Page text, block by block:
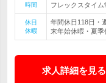
時間
フレックスタイム
休日
休暇
年間休日118日・
末年始休暇・夏
求人詳細を見る